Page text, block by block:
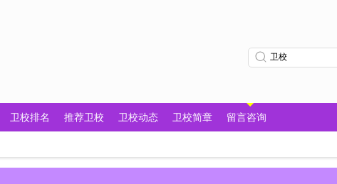
卫校排名 推荐卫校 卫校动态 卫校简章 留言咨询